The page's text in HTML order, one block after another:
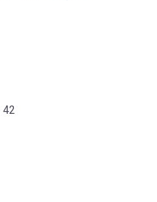
42